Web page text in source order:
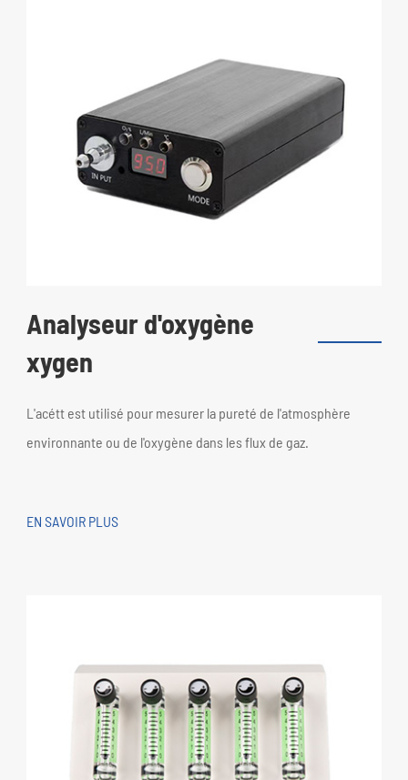
Analyseur d'oxygène
xygen
L'acétt est utilisé pour mesurer la pureté de l'atmosphère
environnante ou de l'oxygène dans les flux de gaz.
EN SAVOIR PLUS